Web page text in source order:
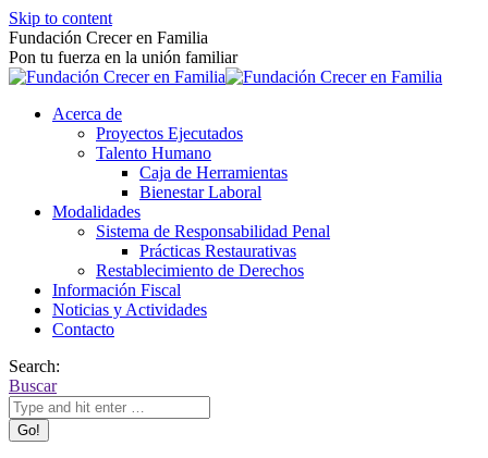
Skip to content
Fundación Crecer en Familia
Pon tu fuerza en la unión familiar
Acerca de
Proyectos Ejecutados
Talento Humano
Caja de Herramientas
Bienestar Laboral
Modalidades
Sistema de Responsabilidad Penal
Prácticas Restaurativas
Restablecimiento de Derechos
Información Fiscal
Noticias y Actividades
Contacto
Search:
Buscar